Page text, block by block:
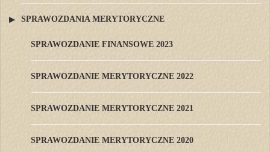
SPRAWOZDANIA MERYTORYCZNE
SPRAWOZDANIE FINANSOWE 2023
SPRAWOZDANIE MERYTORYCZNE 2022
SPRAWOZDANIE MERYTORYCZNE 2021
SPRAWOZDANIE MERYTORYCZNE 2020